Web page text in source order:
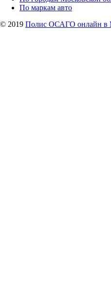
По маркам авто
© 2019 Полис ОСАГО онлайн в